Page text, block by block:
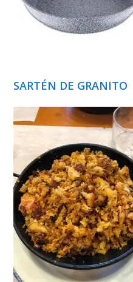
SARTÉN DE GRANITO